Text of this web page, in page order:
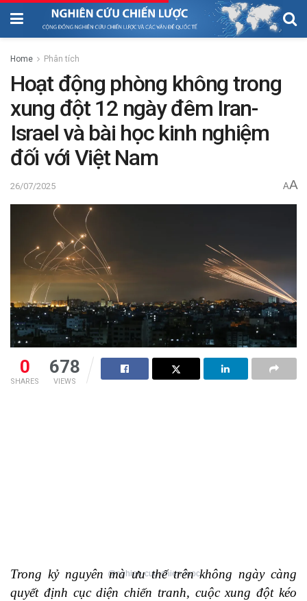
Home Phân tích
Hoạt động phòng không trong
xung đột 12 ngày đêm Iran-
Israel và bài học kinh nghiệm
đối với Việt Nam
26/07/2025 AA
0
SHARES
678
VIEWS
@nghien-cuu-chien-luoc
Trong kỷ nguyên mà ưu thế trên không ngày càng
quyết định cục diện chiến tranh, cuộc xung đột kéo